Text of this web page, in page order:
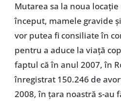
Mutarea sa la noua
început, mamele gravide
vor putea fi consiliate în
pentru a aduce la viaţă
faptul că în anul 2007, în
înregistrat 150.246 de
2008, în ţara noastră s-au